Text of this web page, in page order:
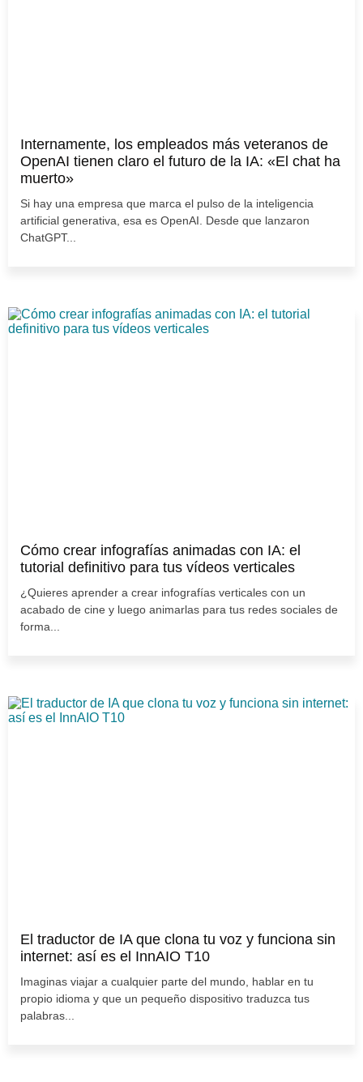
Internamente, los empleados más veteranos de
OpenAI tienen claro el futuro de la IA: «El chat ha
muerto»
Si hay una empresa que marca el pulso de la inteligencia
artificial generativa, esa es OpenAI. Desde que lanzaron
ChatGPT...
Cómo crear infografías animadas con IA: el
tutorial definitivo para tus vídeos verticales
¿Quieres aprender a crear infografías verticales con un
acabado de cine y luego animarlas para tus redes sociales de
forma...
El traductor de IA que clona tu voz y funciona sin
internet: así es el InnAIO T10
Imaginas viajar a cualquier parte del mundo, hablar en tu
propio idioma y que un pequeño dispositivo traduzca tus
palabras...